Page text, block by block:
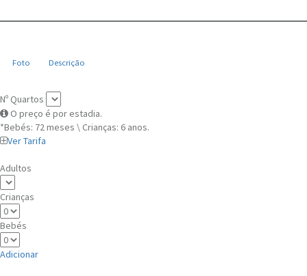
Foto Descrição
Nº Quartos
O preço é por estadia.
*Bebés: 72 meses \ Crianças: 6 anos.
Ver Tarifa
Adultos
Crianças
Bebés
Adicionar